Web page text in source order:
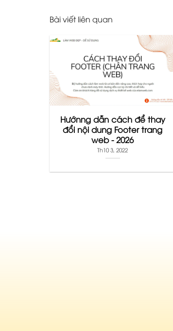
Bài viết liên quan
Hướnng dẫn cách để thay
đổi nội dung Footer trang
web - 2026
Th10 3, 2022